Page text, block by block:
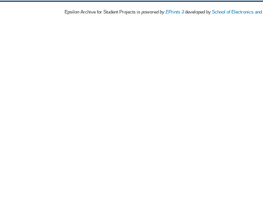
Epsilon Archive for Student Projects is powored byEPrints 3 developed by School of Electronics